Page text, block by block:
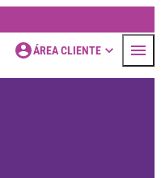
ÁREA CLIENTE